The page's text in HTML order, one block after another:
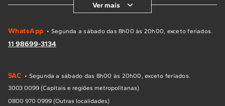
Ver mais
WhatsApp • Segunda a sábado das 8h00 às 20h00, exceto feriados.
11 98699-3134
SAC • Segunda a sábado das 8h00 às 20h00, exceto feriados.
3003 0099 (Capitais e regiões metropolitanas)
0800 970 0999 (Outras localidades)